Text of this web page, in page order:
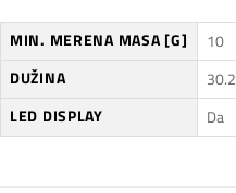
MIN. MERENA MASA [G]
10
DUŽINA
30.2
LED DISPLAY
Da